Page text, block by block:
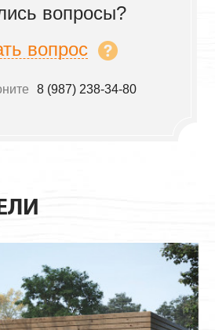
вопросы?
вопрос
8 (987) 238-34-80